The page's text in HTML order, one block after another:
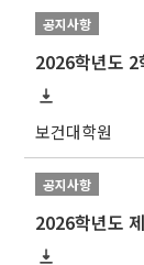
공지사항
2026학년도 2
보건대학원
공지사항